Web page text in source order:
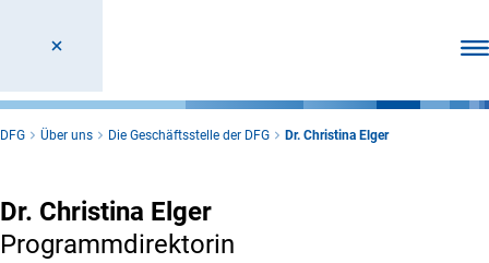
DFG Über uns Die Geschäftsstelle der DFG Dr. Christina Elger
Dr. Christina Elger
Programmdirektorin